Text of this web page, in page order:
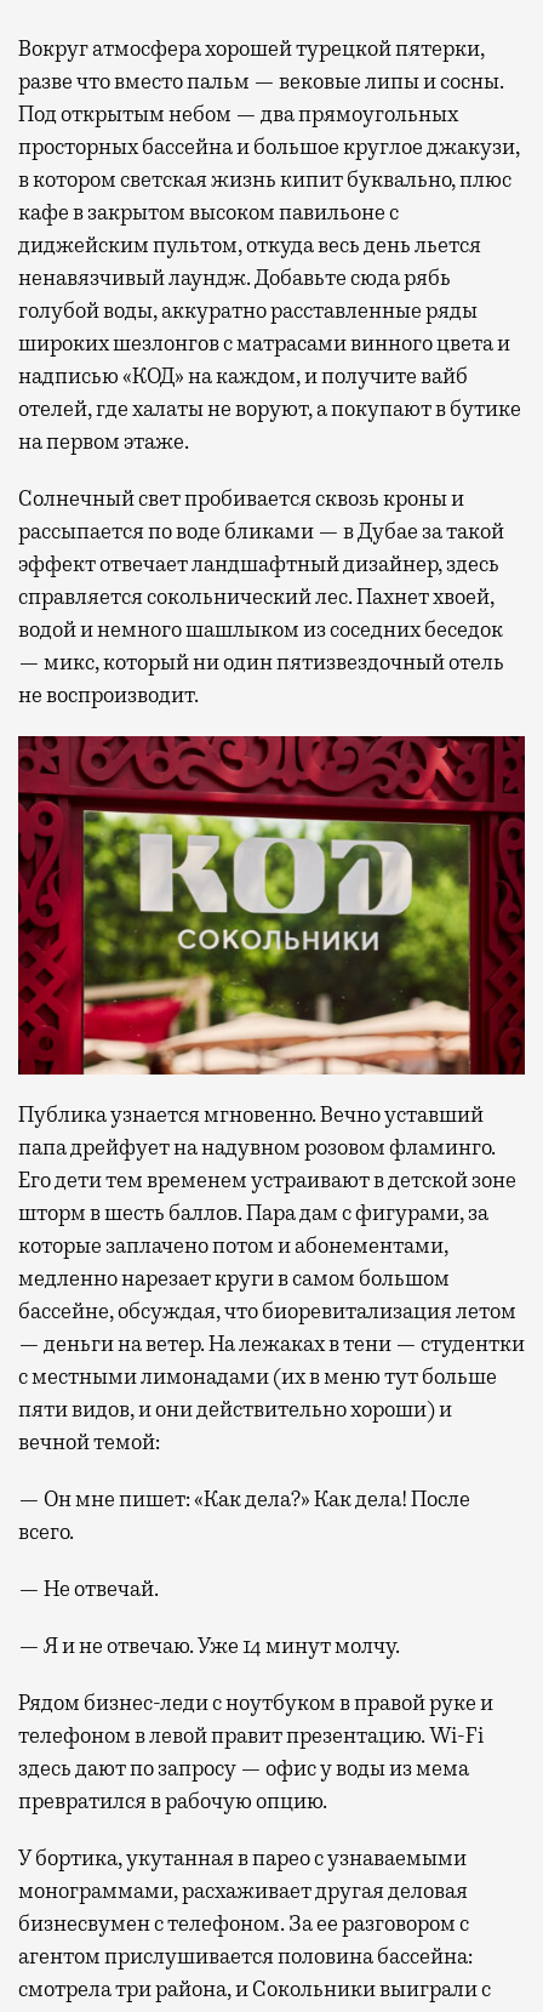
Вокруг атмосфера хорошей турецкой пятерки,
разве что вместо пальм — вековые липы и сосны.
Под открытым небом — два прямоугольных
просторных бассейна и большое круглое джакузи,
в котором светская жизнь кипит буквально, плюс
кафе в закрытом высоком павильоне с
диджейским пультом, откуда весь день льется
ненавязчивый лаундж. Добавьте сюда рябь
голубой воды, аккуратно расставленные ряды
широких шезлонгов с матрасами винного цвета и
надписью «КОД» на каждом, и получите вайб
отелей, где халаты не воруют, а покупают в бутике
на первом этаже.
Солнечный свет пробивается сквозь кроны и
рассыпается по воде бликами — в Дубае за такой
эффект отвечает ландшафтный дизайнер, здесь
справляется сокольнический лес. Пахнет хвоей,
водой и немного шашлыком из соседних беседок
— микс, который ни один пятизвездочный отель
не воспроизводит.
Публика узнается мгновенно. Вечно уставший
папа дрейфует на надувном розовом фламинго.
Его дети тем временем устраивают в детской зоне
шторм в шесть баллов. Пара дам с фигурами, за
которые заплачено потом и абонементами,
медленно нарезает круги в самом большом
бассейне, обсуждая, что биоревитализация летом
— деньги на ветер. На лежаках в тени — студентки
с местными лимонадами (их в меню тут больше
пяти видов, и они действительно хороши) и
вечной темой:
— Он мне пишет: «Как дела?» Как дела! После
всего.
— Не отвечай.
— Я и не отвечаю. Уже 14 минут молчу.
Рядом бизнес-леди с ноутбуком в правой руке и
телефоном в левой правит презентацию. Wi-Fi
здесь дают по запросу — офис у воды из мема
превратился в рабочую опцию.
У бортика, укутанная в парео с узнаваемыми
монограммами, расхаживает другая деловая
бизнесвумен с телефоном. За ее разговором с
агентом прислушивается половина бассейна:
смотрела три района, и Сокольники выиграли с